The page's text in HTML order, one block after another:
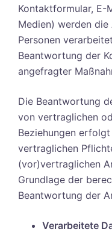
Kontaktformular, E-
Medien) werden
Personen
Beantwortung der
angefragter
Die Beantwortung
von vertraglichen
Beziehungen
vertraglichen
(vor)vertraglichen
Grundlage der
Beantwortung der
Verarbeitete